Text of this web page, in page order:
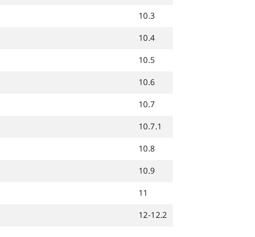
10.3
10.4
10.5
10.6
10.7
10.7.1
10.8
10.9
11
12-12.2